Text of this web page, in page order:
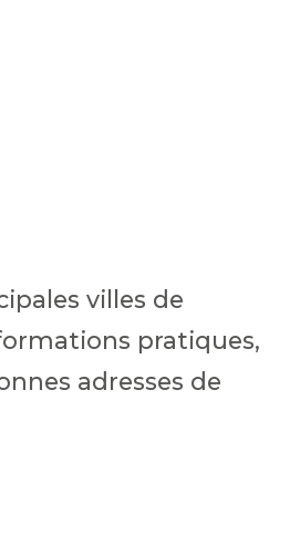
villes de
pratiques,
adresses de